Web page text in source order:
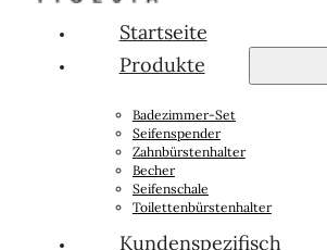
Arabic
Startseite
Produkte
Badezimmer-Set
Seifenspender
Zahnbürstenhalter
Becher
Seifenschale
Toilettenbürstenhalter
Kundenspezifisch